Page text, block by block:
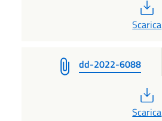
Scarica
dd-2022-6088
Scarica